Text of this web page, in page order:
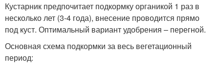
Кустарник предпочитает подкормку органикой 1 раз в
несколько лет (3-4 года), внесение проводится прямо
под куст. Оптимальный вариант удобрения – перегной.
Основная схема подкормки за весь вегетационный
период: